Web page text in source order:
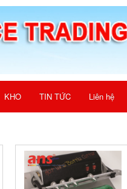
KHO TIN TỨC Liên hệ